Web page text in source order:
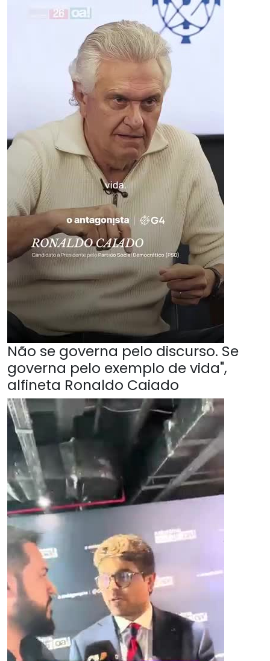
Não se governa pelo discurso. Se
governa pelo exemplo de vida",
alfineta Ronaldo Caiado